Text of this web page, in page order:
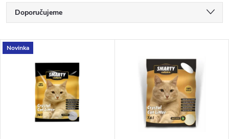
Ř
a
Doporučujeme
Nejdražší
Nejprodávanější
Abecedně
V
Novinka